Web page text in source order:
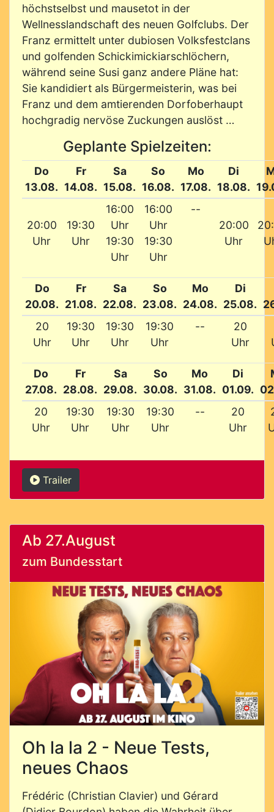
höchstselbst und mausetot in der
Wellnesslandschaft des neuen Golfclubs. Der
Franz ermittelt unter dubiosen Volksfestclans
und golfenden Schickimickiarschlöchern,
während seine Susi ganz andere Pläne hat:
Sie kandidiert als Bürgermeisterin, was bei
Franz und dem amtierenden Dorfoberhaupt
hochgradig nervöse Zuckungen auslöst …
Geplante Spielzeiten:
Do
13.08.
Fr
14.08.
Sa
15.08.
So
16.08.
Mo
17.08.
Di
18.08.
20:00
Uhr
19:30
Uhr
16:00
Uhr
19:30
Uhr
16:00
Uhr
19:30
Uhr
--
20:00
Uhr
Do
20.08.
Fr
21.08.
Sa
22.08.
So
23.08.
Mo
24.08.
Di
25.08.
20
Uhr
19:30
Uhr
19:30
Uhr
19:30
Uhr
--
20
Uhr
Do
27.08.
Fr
28.08.
Sa
29.08.
So
30.08.
Mo
31.08.
Di
01.09.
20
Uhr
19:30
Uhr
19:30
Uhr
19:30
Uhr
--
20
Uhr
Trailer
Ab 27.August
zum Bundesstart
Oh la la 2 - Neue Tests,
neues Chaos
Frédéric (Christian Clavier) und Gérard